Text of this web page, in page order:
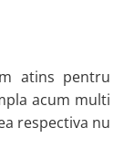
atins pentru
acum multi
respectiva nu